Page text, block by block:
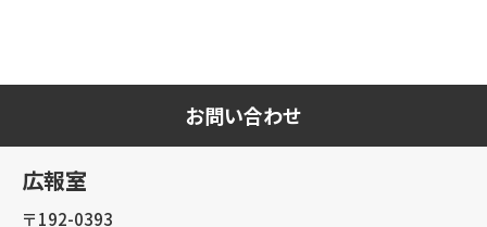
お問い合わせ
広報室
〒192-0393